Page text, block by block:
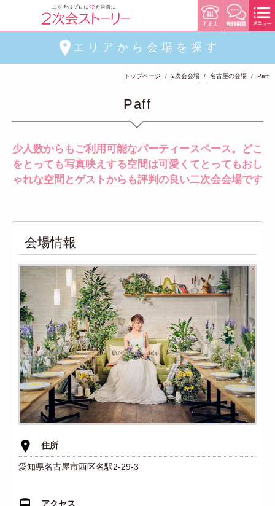
エリアから会場を探す
トップページ 2次会会場 名古屋の会場 Paff
Paff
少人数からもご利用可能なパーティースペース。どこ
をとっても写真映えする空間は可愛くてとってもおし
ゃれな空間とゲストからも評判の良い二次会会場です
会場情報
住所
愛知県名古屋市西区名駅2-29-3
アクセス